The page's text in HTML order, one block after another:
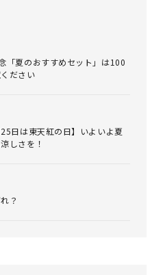
「夏のおすすめセット」は100
ださい
日は東天紅の日】いよいよ夏
しさを！
？